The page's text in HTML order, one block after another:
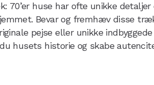
70’er huse har ofte unikke
Bevar og fremhæv disse
pejse eller unikke indbyggede
husets historie og skabe